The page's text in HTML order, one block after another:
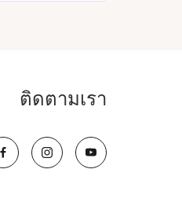
ติดตามเรา